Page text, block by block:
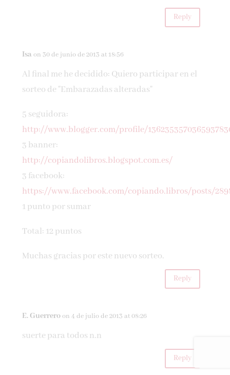
Reply
Isa on 30 de junio de 2013 at 18:56
Al final me he decidido: Quiero participar en el
sorteo de "Embarazadas alteradas"
5 seguidora:
http://www.blogger.com/profile/
3 banner:
http://copiandolibros.blogspot.com.es/
3 facebook:
https://www.facebook.com/copiando.libros/posts/
1 punto por sumar
Total: 12 puntos
Muchas gracias por este nuevo sorteo.
Reply
E. Guerreroon 4 de julio de 2013 at 08:26
suerte para todos n.n
Reply